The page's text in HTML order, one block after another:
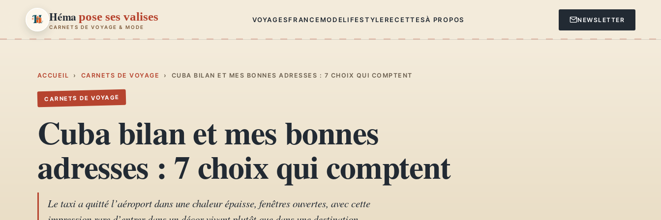
Hémapose ses valises
CARNETS DE VOYAGE & MODE
VOYAGESFRANCEMODELIFESTYLERECETTESÀ PROPOS NEWSLETTER
01 Carnets de voyage
Escapades en France
Mode et style
ACCUEIL › CARNETS DE VOYAGE › CUBA BILAN ET MES BONNES ADRESSES : 7 CHOIX QUI COMPTENT
CARNETS DE VOYAGE
Cuba bilan et mes bonnes
adresses : 7 choix qui comptent
Le taxi a quitté l’aéroport dans une chaleur épaisse, fenêtres ouvertes, avec cette